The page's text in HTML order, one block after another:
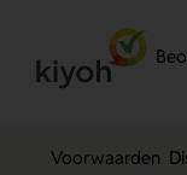
Voorwaarden